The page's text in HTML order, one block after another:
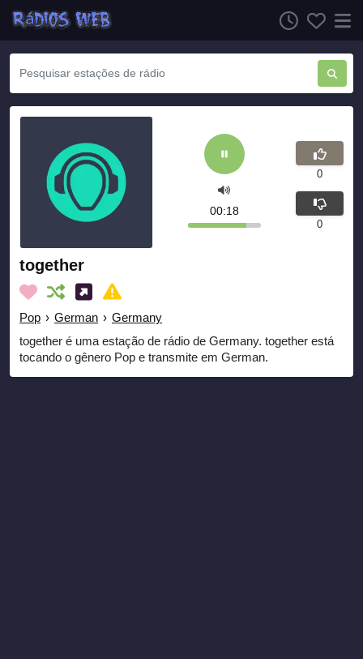
together
Pop › German › Germany
together é uma estação de rádio de Germany. together está
tocando o gênero Pop e transmite em German.
00:18
0
0